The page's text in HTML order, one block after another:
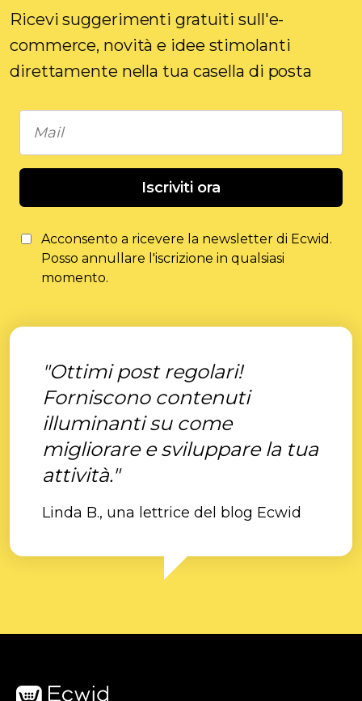
Ricevi suggerimenti gratuiti sull'e-
commerce, novità e idee stimolanti
direttamente nella tua casella di posta
Iscriviti ora
Acconsento a ricevere la newsletter di Ecwid.
Posso annullare l'iscrizione in qualsiasi
momento.
"Ottimi post regolari!
Forniscono contenuti
illuminanti su come
migliorare e sviluppare la tua
attività."
Linda B., una lettrice del blog Ecwid